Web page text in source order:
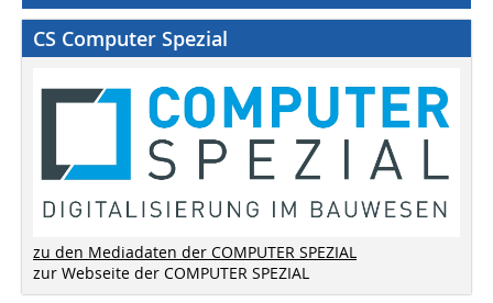
CS Computer Spezial
zu den Mediadaten der COMPUTER SPEZIAL
zur Webseite der COMPUTER SPEZIAL